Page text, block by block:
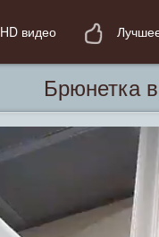
HD видео
Брюнетка